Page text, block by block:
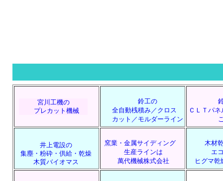
鈴工の
全自動桟積み／クロス
カット／モルダーライン
ＣＬＴパ
宮川工機の
プレカット機械
窯業・金属サイディング
生産ラインは
萬代機械株式会社
木材
エ
ヒグマ乾
井上電設の
集塵・粉砕・供給・乾燥
木質バイオマス